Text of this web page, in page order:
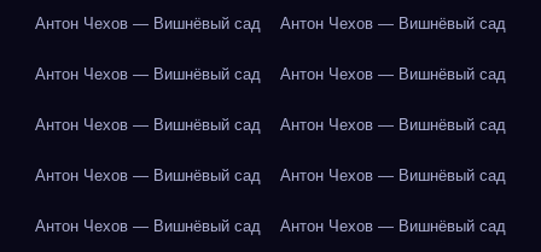
Антон Чехов — Вишнёвый сад Антон Чехов — Вишнёвый сад
Антон Чехов — Вишнёвый сад Антон Чехов — Вишнёвый сад
Антон Чехов — Вишнёвый сад Антон Чехов — Вишнёвый сад
Антон Чехов — Вишнёвый сад Антон Чехов — Вишнёвый сад
Антон Чехов — Вишнёвый сад Антон Чехов — Вишнёвый сад